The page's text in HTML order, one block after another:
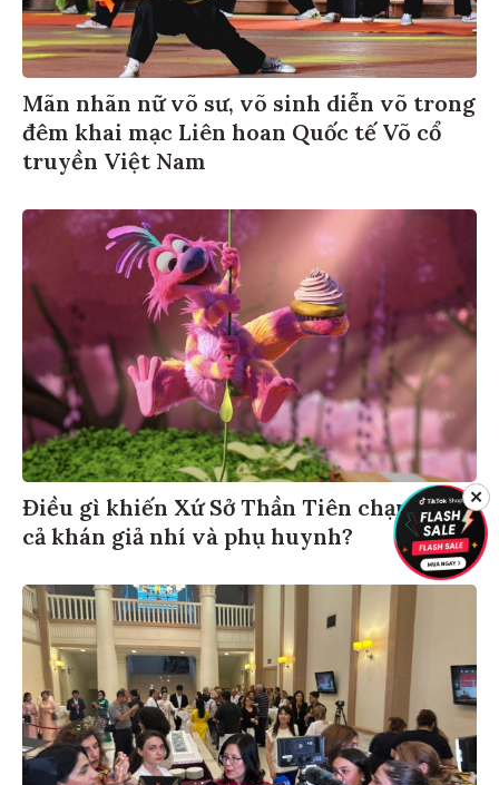
Mãn nhãn nữ võ sư, võ sinh diễn võ trong
đêm khai mạc Liên hoan Quốc tế Võ cổ
truyền Việt Nam
Điều gì khiến Xứ Sở Thần Tiên chạm đến
cả khán giả nhí và phụ huynh?
✕